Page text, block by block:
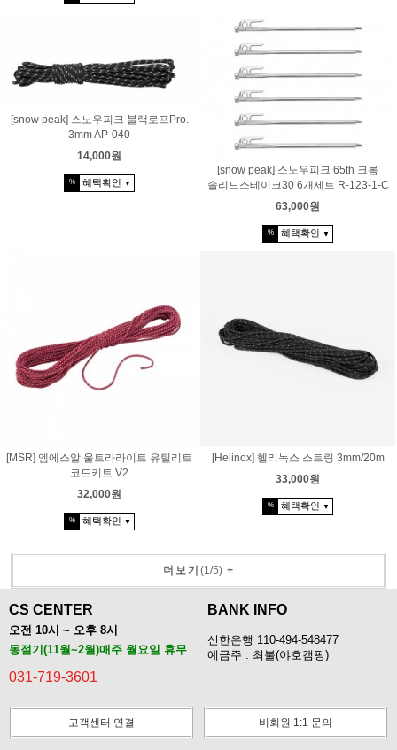
[snow peak] 스노우피크 블랙로프Pro.
3mm AP-040
14,000원
% 혜택확인 ▼
[snow peak] 스노우피크 65th 크롬
솔리드스테이크30 6개세트 R-123-1-C
63,000원
% 혜택확인 ▼
[MSR] 엠에스알 울트라라이트 유틸리트
코드키트 V2
32,000원
% 혜택확인 ▼
[Helinox] 헬리녹스 스트링 3mm/20m
33,000원
% 혜택확인 ▼
더보기 (1/5)+
CS CENTER
오전 10시 ~ 오후 8시
동절기(11월~2월)매주 월요일 휴무
031-719-3601
BANK INFO
신한은행 110-494-548477
예금주 : 최불(야호캠핑)
고객센터 연결 비회원 1:1 문의